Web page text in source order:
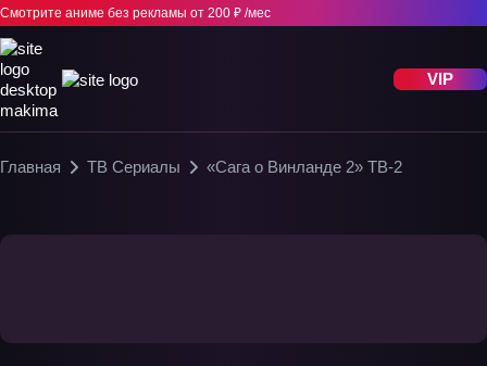
Смотрите аниме без рекламы от 200 ₽ /мес
VIP
Главная ТВ Сериалы «Сага о Винланде 2» ТВ-2